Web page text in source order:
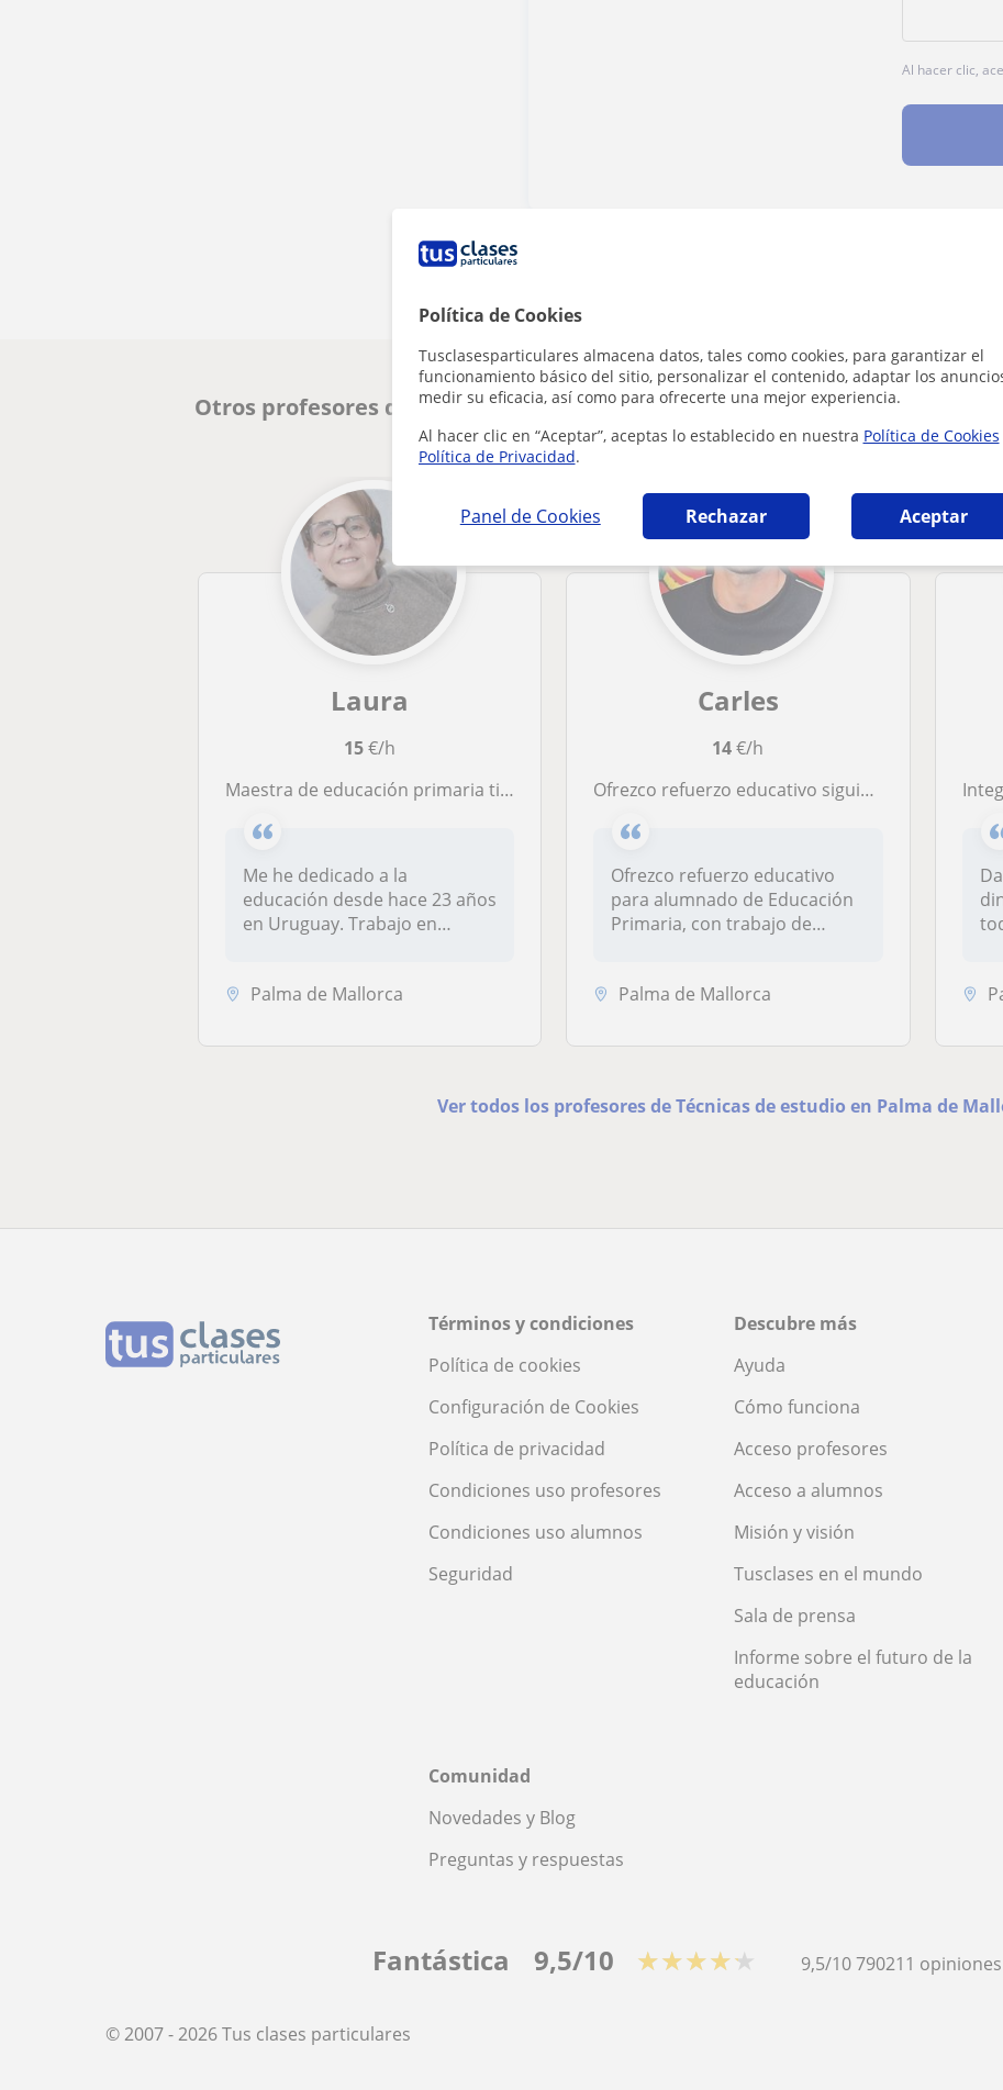
Política de Cookies
Tusclasesparticulares almacena datos, tales como cookies, para garantizar el
funcionamiento básico del sitio, personalizar el contenido, adaptar los
medir su eficacia, así como para ofrecerte una mejor experiencia.
Al hacer clic en “Aceptar”, aceptas lo establecido en nuestra Política de Cookies
Política de Privacidad.
Panel de Cookies Rechazar Aceptar
Al hacer clic,
Otros profesores de Técnicas de estudio en Palma de Mallorca que
Laura
15€/h
Maestra de educación primaria titulada en Uruguay. Tengo experiencia con niños y adultos
Me he dedicado a la
educación desde hace 23 años
en Uruguay. Trabajo en
Palma de Mallorca
Carles
14€/h
Ofrezco refuerzo educativo siguiendo la metodología actualizada según el currículo vigente (LOMLOE). Alumnado de primaria.
Ofrezco refuerzo educativo
para alumnado de Educación
Primaria, con trabajo de
Palma de Mallorca
Integradora
Ver todos los profesores de Técnicas de estudio en Palma de
Términos y condiciones
Política de cookies
Configuración de Cookies
Política de privacidad
Condiciones uso profesores
Condiciones uso alumnos
Seguridad
Descubre más
Ayuda
Cómo funciona
Acceso profesores
Acceso a alumnos
Misión y visión
Tusclases en el mundo
Sala de prensa
Informe sobre el futuro de la
educación
Comunidad
Novedades y Blog
Preguntas y respuestas
Fantástica 9,5/10 ★★★★★ 9,5/10790211
© 2007 - 2026 Tus clases particulares